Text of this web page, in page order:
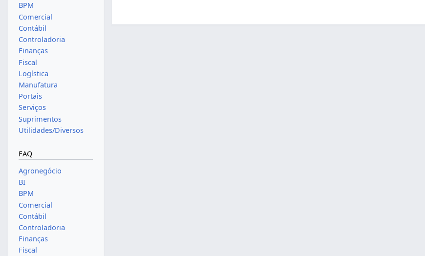
BPM
Comercial
Contábil
Controladoria
Finanças
Fiscal
Logística
Manufatura
Portais
Serviços
Suprimentos
Utilidades/Diversos
FAQ
Agronegócio
BI
BPM
Comercial
Contábil
Controladoria
Finanças
Fiscal